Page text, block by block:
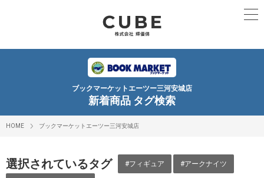
ブックマーケットエーツー三河安城店
新着商品 タグ検索
HOME ブックマーケットエーツー三河安城店
選択されているタグ #フィギュア #アークナイツ